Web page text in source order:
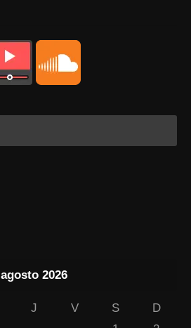
agosto 2026
J V S
D